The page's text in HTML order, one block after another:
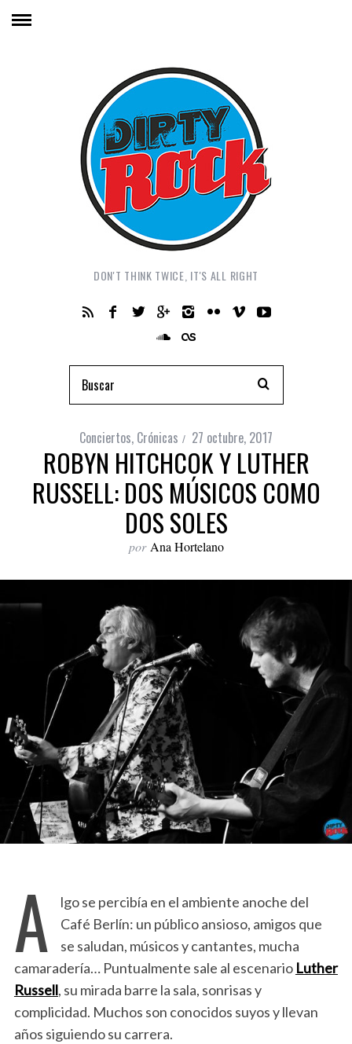
DON'T THINK TWICE, IT'S ALL RIGHT
Conciertos, Crónicas 27 octubre, 2017
ROBYN HITCHCOK Y LUTHER
RUSSELL: DOS MÚSICOS COMO
DOS SOLES
por Ana Hortelano
A
lgo se percibía en el ambiente anoche del
Café Berlín: un público ansioso, amigos que
se saludan, músicos y cantantes, mucha
camaradería… Puntualmente sale al escenario Luther
Russell, su mirada barre la sala, sonrisas y
complicidad. Muchos son conocidos suyos y llevan
años siguiendo su carrera.